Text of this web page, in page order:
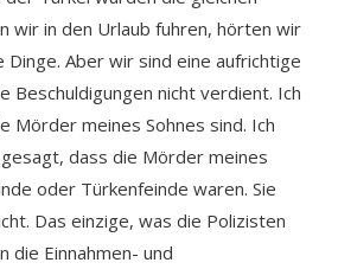
wir in den Urlaub fuhren, hörten wir
Dinge. Aber wir sind eine aufrichtige
Beschuldigungen nicht verdient. Ich
Mörder meines Sohnes sind. Ich
dass die Mörder meines
oder Türkenfeinde waren. Sie
Das einzige, was die Polizisten
die Einnahmen- und